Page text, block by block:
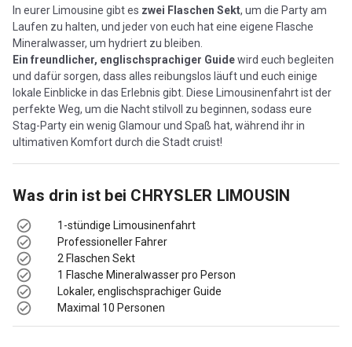
In eurer Limousine gibt es zwei Flaschen Sekt, um die Party am
Laufen zu halten, und jeder von euch hat eine eigene Flasche
Mineralwasser, um hydriert zu bleiben.
Ein freundlicher, englischsprachiger Guidewird euch begleiten
und dafür sorgen, dass alles reibungslos läuft und euch einige
lokale Einblicke in das Erlebnis gibt. Diese Limousinenfahrt ist der
perfekte Weg, um die Nacht stilvoll zu beginnen, sodass eure
Stag-Party ein wenig Glamour und Spaß hat, während ihr in
ultimativen Komfort durch die Stadt cruist!
Was drin ist bei CHRYSLER LIMOUSIN
1-stündige Limousinenfahrt
Professioneller Fahrer
2 Flaschen Sekt
1 Flasche Mineralwasser pro Person
Lokaler, englischsprachiger Guide
Maximal 10 Personen